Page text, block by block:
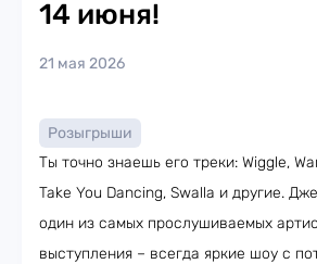
14 июня!
21 мая 2026
Розыгрыши
Ты точно знаешь его треки: Wiggle,
Take You Dancing, Swalla и другие.
один из самых прослушиваемых
выступления – всегда яркие шоу с